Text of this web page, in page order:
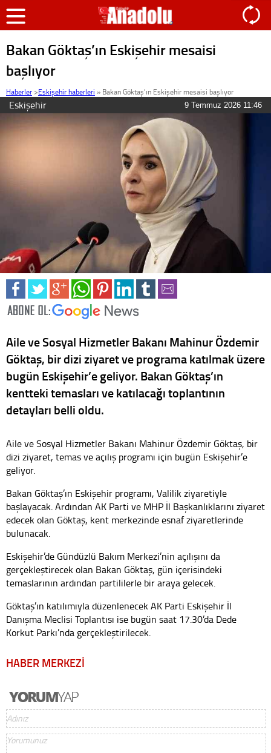
Bakan Göktaş’ın Eskişehir mesaisi
başlıyor
Haberler >Eskişehir haberleri » Bakan Göktaş’ın Eskişehir mesaisi başlıyor
Eskişehir 9 Temmuz 2026 11:46
Aile ve Sosyal Hizmetler Bakanı Mahinur Özdemir
Göktaş, bir dizi ziyaret ve programa katılmak üzere
bugün Eskişehir’e geliyor. Bakan Göktaş’ın
kentteki temasları ve katılacağı toplantının
detayları belli oldu.
Aile ve Sosyal Hizmetler Bakanı Mahinur Özdemir Göktaş, bir
dizi ziyaret, temas ve açılış programı için bugün Eskişehir’e
geliyor.
Bakan Göktaş’ın Eskişehir programı, Valilik ziyaretiyle
başlayacak. Ardından AK Parti ve MHP İl Başkanlıklarını ziyaret
edecek olan Göktaş, kent merkezinde esnaf ziyaretlerinde
bulunacak.
Eskişehir’de Gündüzlü Bakım Merkezi’nin açılışını da
gerçekleştirecek olan Bakan Göktaş, gün içerisindeki
temaslarının ardından partililerle bir araya gelecek.
Göktaş’ın katılımıyla düzenlenecek AK Parti Eskişehir İl
Danışma Meclisi Toplantısı ise bugün saat 17.30’da Dede
Korkut Parkı’nda gerçekleştirilecek.
HABER MERKEZİ